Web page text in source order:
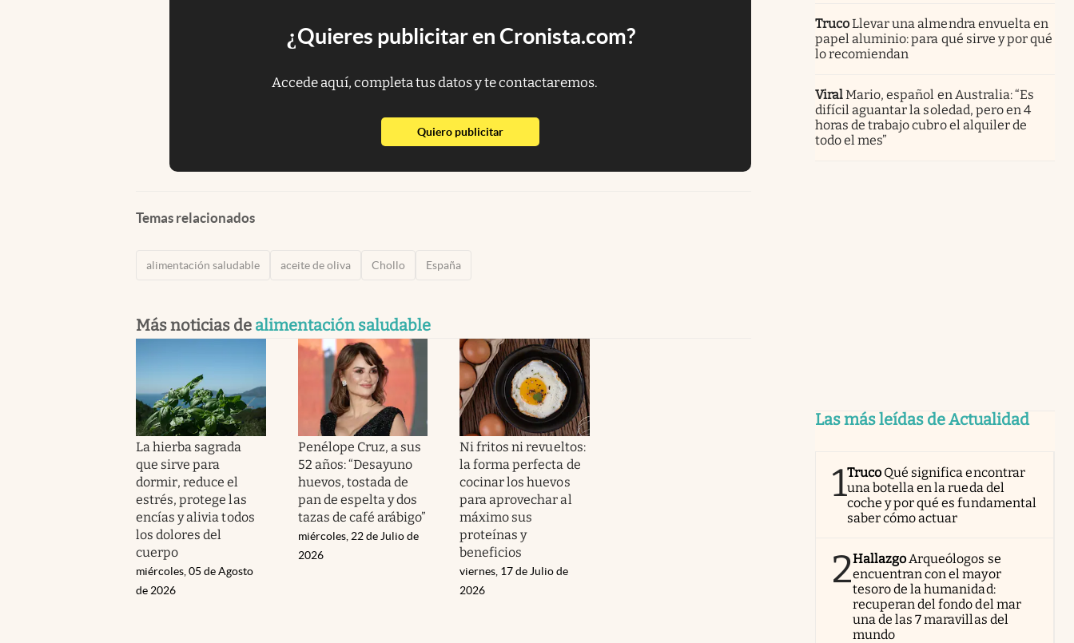
¿Quieres publicitar en Cronista.com?
Accede aquí, completa tus datos y te contactaremos.
Quiero publicitarabre en nueva pestaña
Temas relacionados
alimentación saludable aceite de oliva Chollo España
Más noticias de alimentación saludable
La hierba sagrada
que sirve para
dormir, reduce el
estrés, protege las
encías y alivia todos
los dolores del
cuerpo
miércoles, 05 de Agosto
de 2026
Penélope Cruz, a sus
52 años: “Desayuno
huevos, tostada de
pan de espelta y dos
tazas de café arábigo”
miércoles, 22 de Julio de
2026
Ni fritos ni revueltos:
la forma perfecta de
cocinar los huevos
para aprovechar al
máximo sus
proteínas y
beneficios
viernes, 17 de Julio de
2026
TrucoLlevar una almendra envuelta en
papel aluminio: para qué sirve y por qué
lo recomiendan
ViralMario, español en Australia: “Es
difícil aguantar la soledad, pero en 4
horas de trabajo cubro el alquiler de
todo el mes”
Las más leídas de Actualidad
1Truco Qué significa encontrar
una botella en la rueda del
coche y por qué es fundamental
saber cómo actuar
2HallazgoArqueólogos se
encuentran con el mayor
tesoro de la humanidad:
recuperan del fondo del mar
una de las 7 maravillas del
mundo